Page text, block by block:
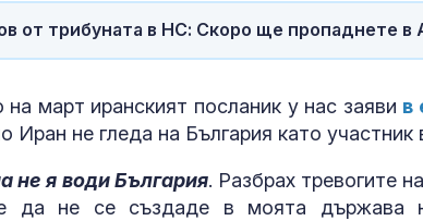
от трибуната в НС: Скоро ще пропаднете в
на март иранският посланик у нас заяви в
Иран не гледа на България като участник
не я води България. Разбрах тревогите
да не се създаде в моята държава